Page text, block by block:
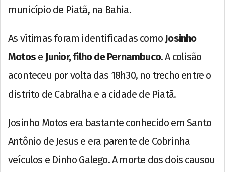
município de Piatã, na Bahia.
As vítimas foram identificadas como Josinho
Motos e Junior, filho de Pernambuco. A colisão
aconteceu por volta das 18h30, no trecho entre o
distrito de Cabralha e a cidade de Piatã.
Josinho Motos era bastante conhecido em Santo
Antônio de Jesus e era parente de Cobrinha
veículos e Dinho Galego. A morte dos dois causou